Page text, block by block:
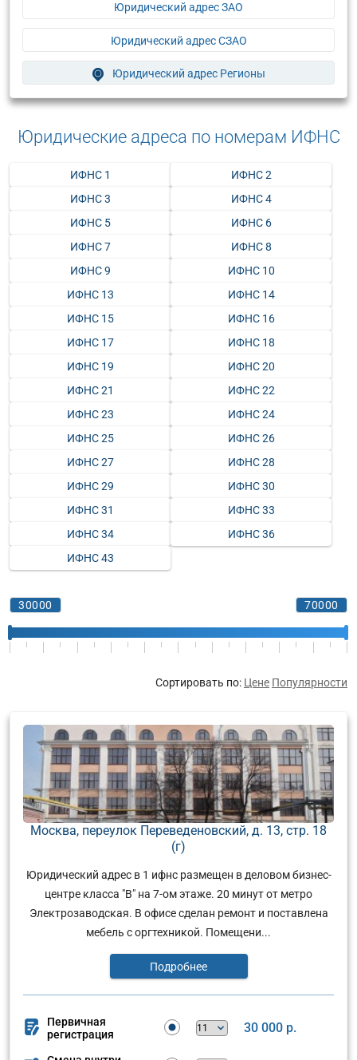
Юридический адрес ЗАО
Юридический адрес СЗАО
Юридический адрес Регионы
Юридические адреса по номерам ИФНС
ИФНС 1
ИФНС 2
ИФНС 3
ИФНС 4
ИФНС 5
ИФНС 6
ИФНС 7
ИФНС 8
ИФНС 9
ИФНС 10
ИФНС 13
ИФНС 14
ИФНС 15
ИФНС 16
ИФНС 17
ИФНС 18
ИФНС 19
ИФНС 20
ИФНС 21
ИФНС 22
ИФНС 23
ИФНС 24
ИФНС 25
ИФНС 26
ИФНС 27
ИФНС 28
ИФНС 29
ИФНС 30
ИФНС 31
ИФНС 33
ИФНС 34
ИФНС 36
ИФНС 43
Сортировать по: Цене Популярности
Москва, переулок Переведеновский, д. 13, стр. 18
(г)
Юридический адрес в 1 ифнс размещен в деловом бизнес-
центре класса "В" на 7-ом этаже. 20 минут от метро
Электрозаводская. В офисе сделан ремонт и поставлена
мебель с оргтехникой. Помещени...
Подробнее
Первичная
регистрация
30 000 р.